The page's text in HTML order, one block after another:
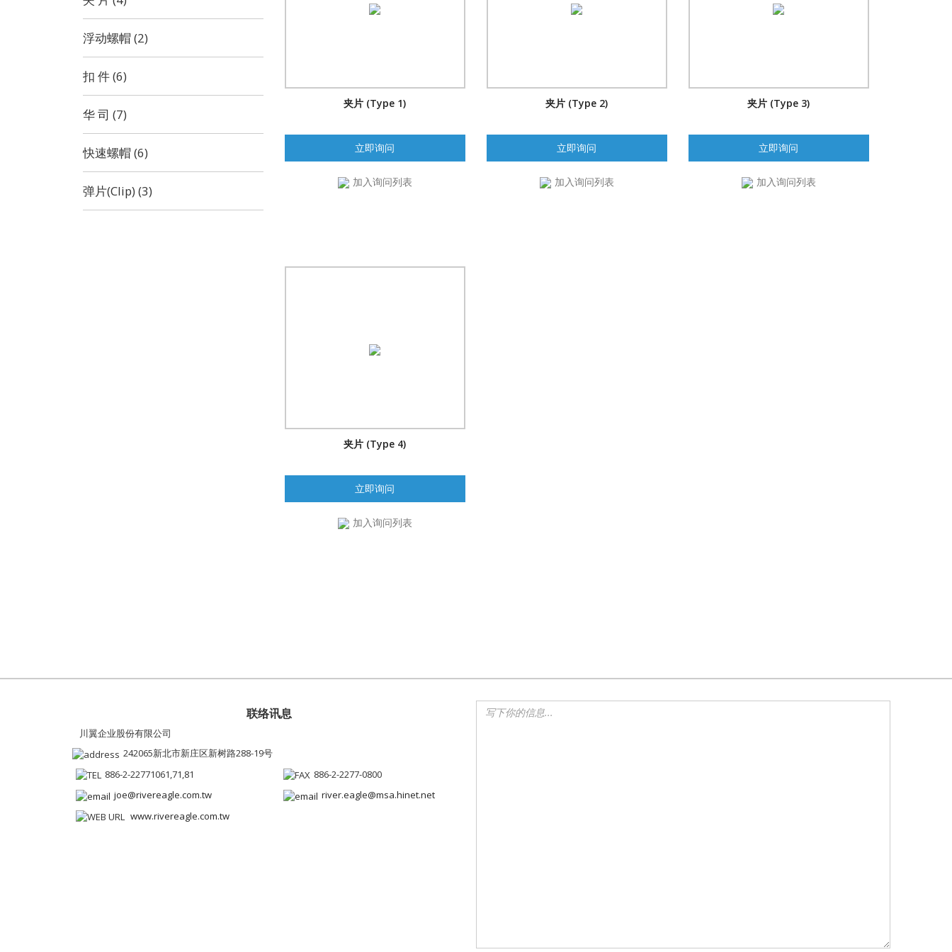
浮动螺帽 (2)
扣 件 (6)
华 司 (7)
快速螺帽 (6)
弹片(Clip) (3)
夹片 (Type 1)
立即询问
加入询问列表
夹片 (Type 2)
立即询问
加入询问列表
夹片 (Type 3)
立即询问
加入询问列表
夹片 (Type 4)
立即询问
加入询问列表
联络讯息
川翼企业股份有限公司
242065新北市新庄区新树路288-19号
886-2-22771061,71,81
886-2-2277-0800
joe@rivereagle.com.tw
river.eagle@msa.hinet.net
www.rivereagle.com.tw